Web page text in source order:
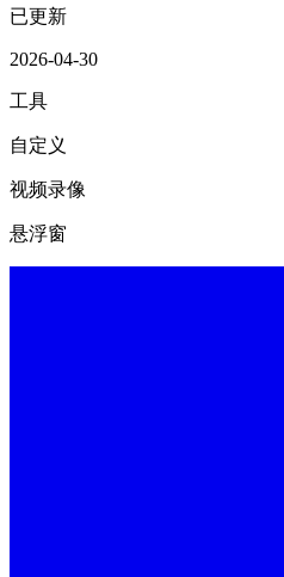
已更新
2026-04-30
工具
自定义
视频录像
悬浮窗